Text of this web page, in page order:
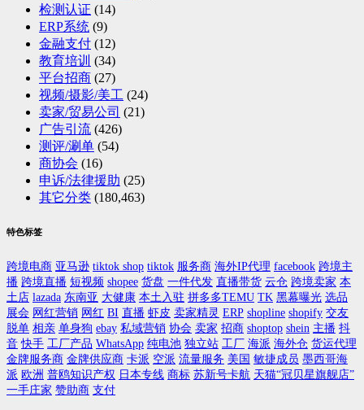
检测认证 (14)
ERP系统 (9)
金融支付 (12)
教育培训 (34)
平台招商 (27)
视频/摄影/美工 (24)
卖家/贸易公司 (21)
广告引流 (426)
测评/涮单 (54)
商协会 (16)
申诉/法律援助 (25)
其它分类 (180,463)
特色标签
跨境电商 亚马逊 tiktok shop tiktok 服务商 海外IP代理 facebook 跨境主
播 跨境直播 短视频 shopee 货盘 一件代发 直播带货 云仓 跨境卖家 本
土店 lazada 东南亚 大健康 本土入驻 拼多多TEMU TK 黑幕曝光 选品
展会 网红营销 网红 BI 直播 虾皮 卖家精灵 ERP shopline shopify 交友
脱单 相亲 单身狗 ebay 私域营销 协会 卖家 招商 shoptop shein 主播 抖
音 快手 工厂产品 WhatsApp 纯电池 独立站 工厂 海派 海外仓 货运代理
金牌服务商 金牌供应商 卡派 空派 流量服务 美国 敏捷成员 墨西哥海
派 欧洲 普鸥知识产权 日本专线 商标 苏新号卡航 天猫“冠贝星旗舰店”
一手庄家 赞助商 支付